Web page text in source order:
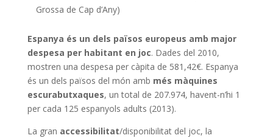
Grossa de Cap d’Any)
Espanya és un dels països europeus amb major
despesa per habitant en joc. Dades del 2010,
mostren una despesa per càpita de 581,42€. Espanya
és un dels països del món amb més màquines
escurabutxaques, un total de 207.974, havent-n’hi 1
per cada 125 espanyols adults (2013).
La gran accessibilitat/disponibilitat del joc, la